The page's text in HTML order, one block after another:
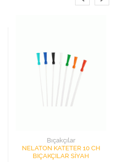
Bıçakçılar
NELATON KATETER 10 CH
BIÇAKÇILAR SİYAH